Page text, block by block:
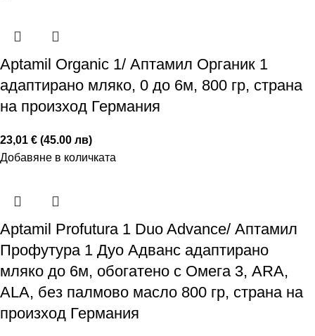
Aptamil Organic 1/ Аптамил Органик 1
адаптирано мляко, 0 до 6м, 800 гр, страна
на произход Германия
23,01 € (45.00 лв)
Добавяне в количката
Aptamil Profutura 1 Duo Advance/ Аптамил
Профутура 1 Дуо Адванс адаптирано
мляко до 6м, обогатено с Омега 3, ARA,
ALA, без палмово масло 800 гр, страна на
произход Германия